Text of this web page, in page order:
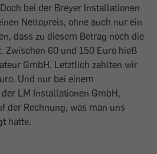
bei der Breyer Installationen
Nettopreis, ohne auch nur ein
dass zu diesem Betrag noch die
Zwischen 60 und 150 Euro hieß
GmbH. Letztlich zahlten wir
Und nur bei einem
LM Installationen GmbH,
der Rechnung, was man uns
hatte.